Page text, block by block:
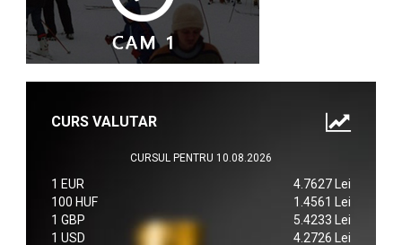
CURS VALUTAR
CURSUL PENTRU 10.08.2026
1 EUR
4.7627 Lei
100 HUF
1.4561 Lei
1 GBP
5.4233 Lei
1 USD
4.2726 Lei